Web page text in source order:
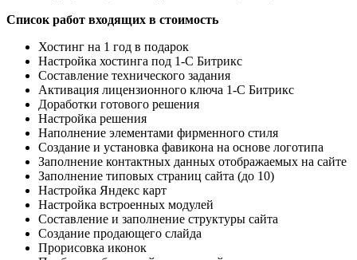
Список работ входящих в стоимость
Хостинг на 1 год в подарок
Настройка хостинга под 1-С Битрикс
Составление технического задания
Активация лицензионного ключа 1-С Битрикс
Доработки готового решения
Настройка решения
Наполнение элементами фирменного стиля
Создание и установка фавикона на основе логотипа
Заполнение контактных данных отображаемых на сайте
Заполнение типовых страниц сайта (до 10)
Настройка Яндекс карт
Настройка встроенных модулей
Составление и заполнение структуры сайта
Создание продающего слайда
Прорисовка иконок